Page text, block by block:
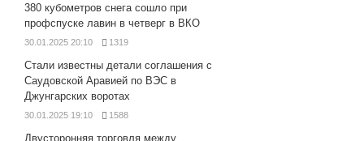
380 кубометров снега сошло при
профспуске лавин в четверг в ВКО
30.01.2025 20:10 1319
Стали известны детали соглашения с
Саудовской Аравией по ВЭС в
Джунгарских воротах
30.01.2025 19:10 1588
Двусторонняя торговля между